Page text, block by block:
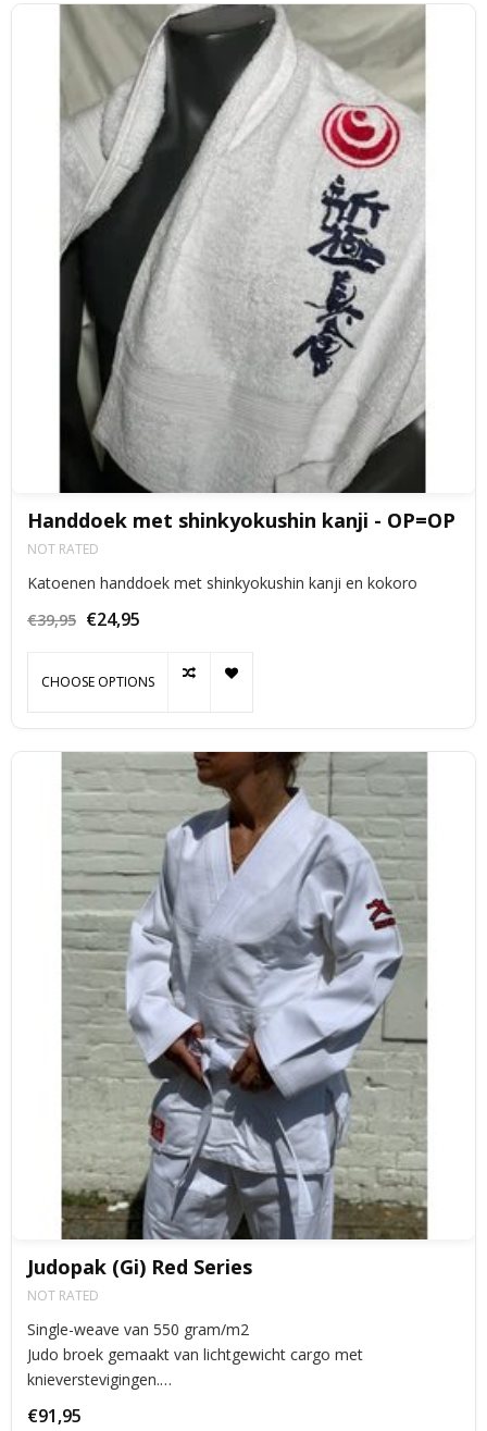
Handdoek met shinkyokushin kanji - OP=OP
NOT RATED
Katoenen handdoek met shinkyokushin kanji en kokoro
€39,95 €24,95
CHOOSE OPTIONS
Judopak (Gi) Red Series
NOT RATED
Single-weave van 550 gram/m2
Judo broek gemaakt van lichtgewicht cargo met
knieverstevigingen.
Versteviging op de schouders en onder de armen.
€91,95